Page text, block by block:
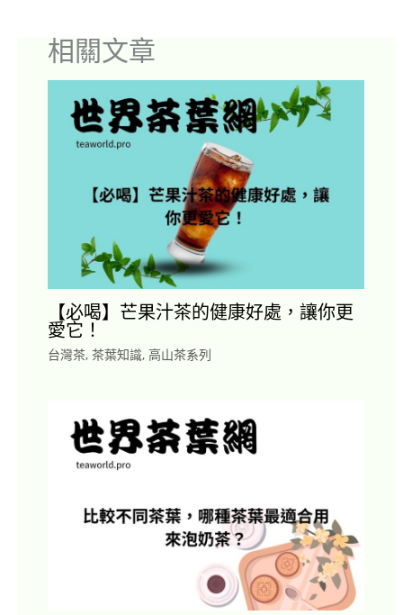
相關文章
【必喝】芒果汁茶的健康好處，讓你更
愛它！
台灣茶, 茶葉知識, 高山茶系列